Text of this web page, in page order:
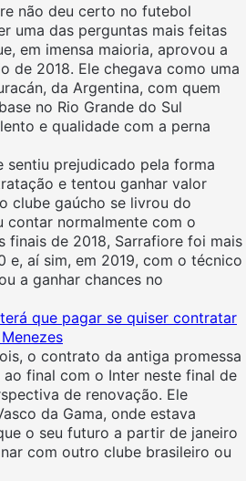
não deu certo no futebol
uma das perguntas mais feitas
em imensa maioria, aprovou a
de 2018. Ele chegava como uma
da Argentina, com quem
no Rio Grande do Sul
e qualidade com a perna
sentiu prejudicado pela forma
e tentou ganhar valor
clube gaúcho se livrou do
contar normalmente com o
finais de 2018, Sarrafiore foi mais
e, aí sim, em 2019, com o técnico
a ganhar chances no
que pagar se quiser contratar
o contrato da antiga promessa
final com o Inter neste final de
de renovação. Ele
da Gama, onde estava
o seu futuro a partir de janeiro
com outro clube brasileiro ou